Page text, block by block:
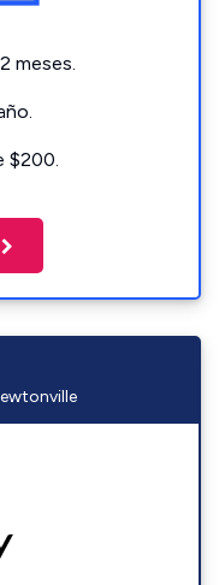
meses.
$200.